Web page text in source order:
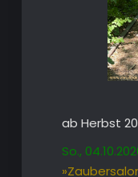
ab Herbst
So.,